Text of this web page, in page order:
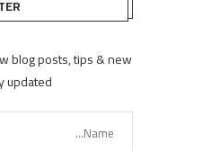
blog posts, tips & new
updated!